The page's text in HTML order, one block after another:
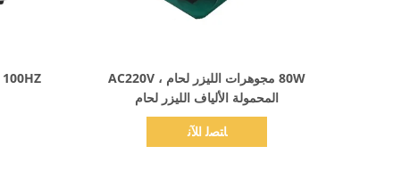
80W مجوهرات الليزر لحام ، AC220V
المحمولة الألياف الليزر لحام
ﺎﺘﺼﻟ ﺍﻶﻧ